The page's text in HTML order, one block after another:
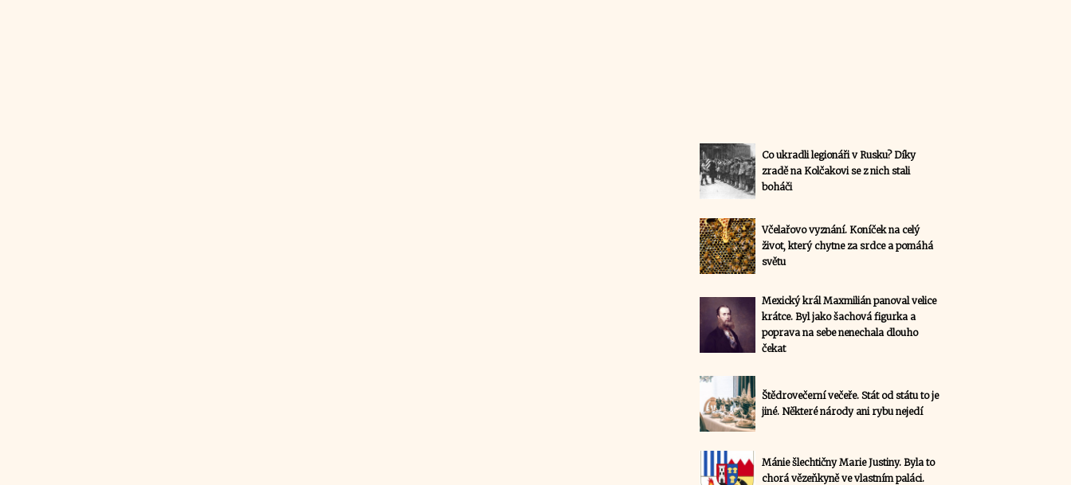
Co ukradli legionáři v Rusku? Díky
zradě na Kolčakovi se z nich stali
boháči
Včelařovo vyznání. Koníček na celý
život, který chytne za srdce a pomáhá
světu
Mexický král Maxmilián panoval velice
krátce. Byl jako šachová figurka a
poprava na sebe nenechala dlouho
čekat
Štědrovečerní večeře. Stát od státu to je
jiné. Některé národy ani rybu nejedí
Mánie šlechtičny Marie Justiny. Byla to
chorá vězeňkyně ve vlastním paláci.